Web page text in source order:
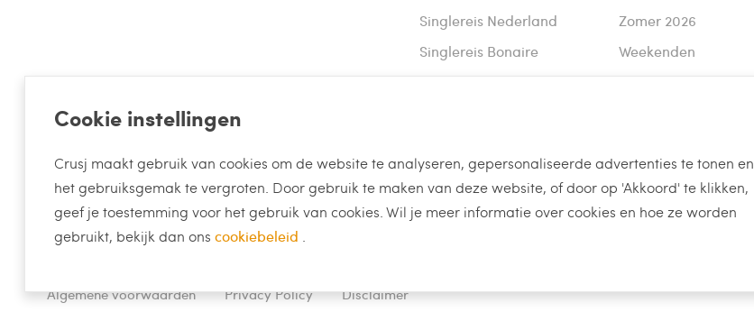
Singlereis Nederland
Singlereis Bonaire
Wintersport Italië
Wintersport Frankrijk
Zomer 2026
Weekenden
Algemene voorwaarden Privacy Policy Disclaimer
Cookie instellingen
Crusj maakt gebruik van cookies om de website te analyseren, gepersonaliseerde advertenties te tonen en
het gebruiksgemak te vergroten. Door gebruik te maken van deze website, of door op 'Akkoord' te klikken,
geef je toestemming voor het gebruik van cookies. Wil je meer informatie over cookies en hoe ze worden
gebruikt, bekijk dan ons cookiebeleid